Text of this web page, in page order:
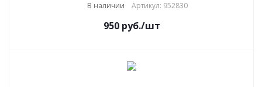
В наличии Артикул: 952830
950руб./шт